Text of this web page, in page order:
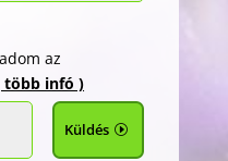
az
több infó )
Küldés